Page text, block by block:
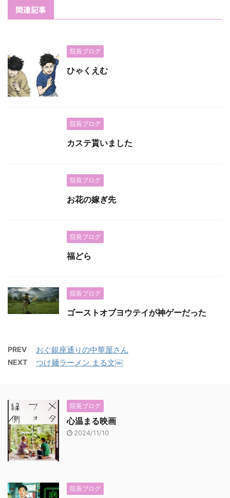
関連記事
院長ブログ
ひゃくえむ
院長ブログ
カステ貰いました
院長ブログ
お花の嫁ぎ先
院長ブログ
福どら
院長ブログ
ゴーストオブヨウテイが神ゲーだった
PREV おぐ銀座通りの中華屋さん
NEXT つけ麺ラーメン まる文￼
院長ブログ
心温まる映画
2024/11/10
院長ブログ